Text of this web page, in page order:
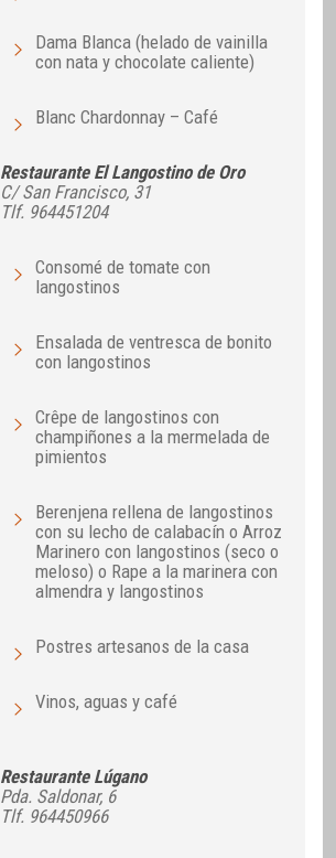
Dama Blanca (helado de vainilla
con nata y chocolate caliente)
Blanc Chardonnay – Café
Restaurante El Langostino de Oro
C/ San Francisco, 31
Tlf. 964451204
Consomé de tomate con
langostinos
Ensalada de ventresca de bonito
con langostinos
Crêpe de langostinos con
champiñones a la mermelada de
pimientos
Berenjena rellena de langostinos
con su lecho de calabacín o Arroz
Marinero con langostinos (seco o
meloso) o Rape a la marinera con
almendra y langostinos
Postres artesanos de la casa
Vinos, aguas y café
Restaurante Lúgano
Pda. Saldonar, 6
Tlf. 964450966